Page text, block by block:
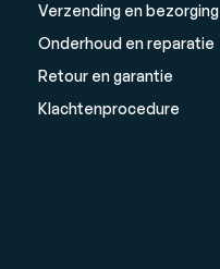
Verzending en bezorging
Onderhoud en reparatie
Retour en garantie
Klachtenprocedure